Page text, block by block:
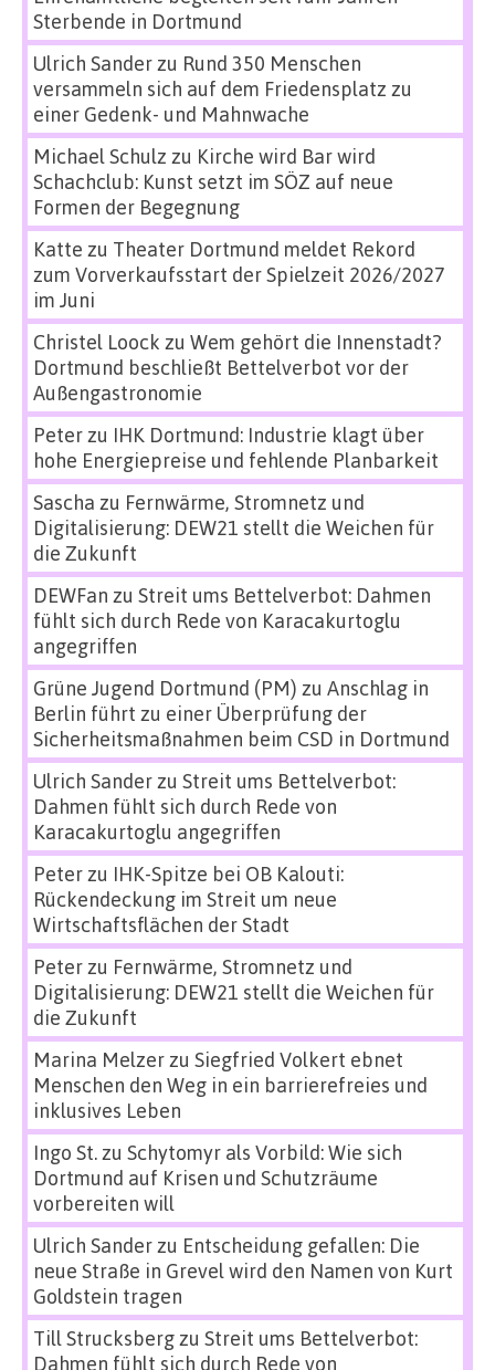
Sterbende in Dortmund
Ulrich Sanderzu Rund 350 Menschen
versammeln sich auf dem Friedensplatz zu
einer Gedenk- und Mahnwache
Michael Schulz zu Kirche wird Bar wird
Schachclub: Kunst setzt im SÖZ auf neue
Formen der Begegnung
Katte zu Theater Dortmund meldet Rekord
zum Vorverkaufsstart der Spielzeit 2026/2027
im Juni
Christel Loock zu Wem gehört die Innenstadt?
Dortmund beschließt Bettelverbot vor der
Außengastronomie
Peterzu IHK Dortmund: Industrie klagt über
hohe Energiepreise und fehlende Planbarkeit
Sascha zu Fernwärme, Stromnetz und
Digitalisierung: DEW21 stellt die Weichen für
die Zukunft
DEWFan zu Streit ums Bettelverbot: Dahmen
fühlt sich durch Rede von Karacakurtoglu
angegriffen
Grüne Jugend Dortmund (PM) zu Anschlag in
Berlin führt zu einer Überprüfung der
Sicherheitsmaßnahmen beim CSD in Dortmund
Ulrich Sanderzu Streit ums Bettelverbot:
Dahmen fühlt sich durch Rede von
Karacakurtoglu angegriffen
Peterzu IHK-Spitze bei OB Kalouti:
Rückendeckung im Streit um neue
Wirtschaftsflächen der Stadt
Peterzu Fernwärme, Stromnetz und
Digitalisierung: DEW21 stellt die Weichen für
die Zukunft
Marina Melzerzu Siegfried Volkert ebnet
Menschen den Weg in ein barrierefreies und
inklusives Leben
Ingo St.zu Schytomyr als Vorbild: Wie sich
Dortmund auf Krisen und Schutzräume
vorbereiten will
Ulrich Sanderzu Entscheidung gefallen: Die
neue Straße in Grevel wird den Namen von Kurt
Goldstein tragen
Till Strucksbergzu Streit ums Bettelverbot:
Dahmen fühlt sich durch Rede von